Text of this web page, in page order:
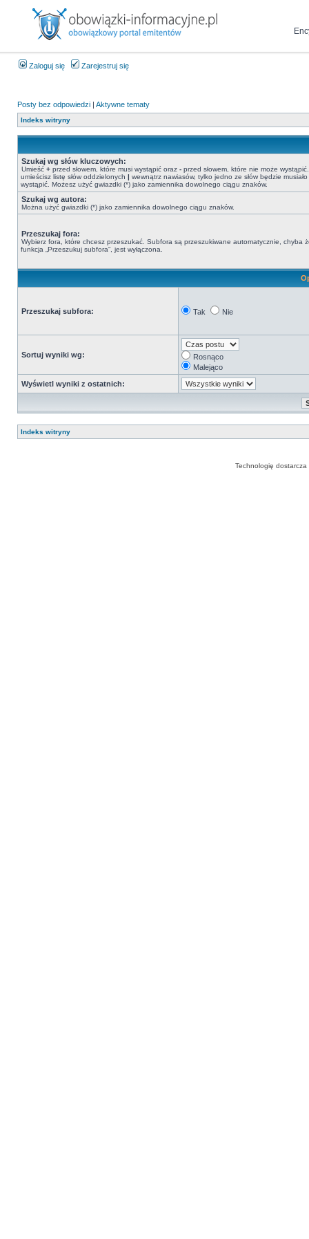
Zaloguj się Zarejestruj się
Posty bez odpowiedzi | Aktywne tematy
Indeks witryny
Szukaj wg słów kluczowych:
Umieść + przed słowem, które musi wystąpić oraz - przed słowem, które nie może
umieścisz listę słów oddzielonych | wewnątrz nawiasów, tylko jedno ze słów będzie musiało
wystąpić. Możesz użyć gwiazdki (*) jako zamiennika dowolnego ciągu znaków.
Szukaj wg autora:
Można użyć gwiazdki (*) jako zamiennika dowolnego ciągu znaków.
Przeszukaj fora:
Wybierz fora, które chcesz przeszukać. Subfora są przeszukiwane automatycznie, chyba
funkcja „Przeszukuj subfora”, jest wyłączona.
Przeszukaj subfora: Tak Nie
Sortuj wyniki wg:
Rosnąco
Malejąco
Wyświetl wyniki z ostatnich:
Indeks witryny
Technologię dostarcza